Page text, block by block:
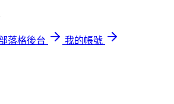
落格後台
我的帳號